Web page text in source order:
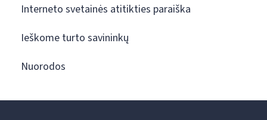
Interneto svetainės atitikties paraiška
Ieškome turto savininkų
Nuorodos